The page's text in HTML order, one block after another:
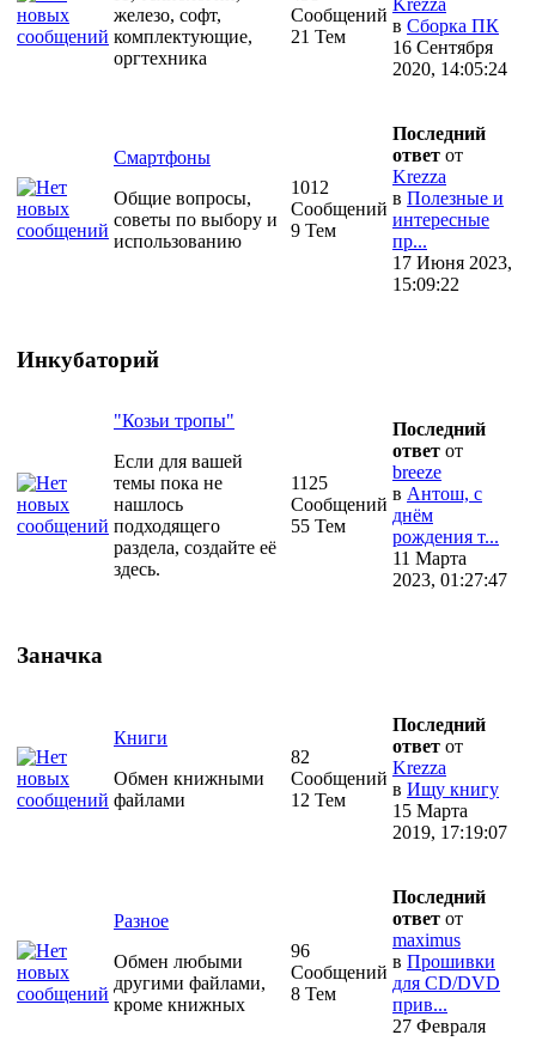
железо, софт,
комплектующие,
оргтехника
Сообщений
21 Тем
Krezza
в Сборка ПК
16 Сентября
2020, 14:05:24
Смартфоны
Общие вопросы,
советы по выбору и
использованию
1012
Сообщений
9 Тем
Последний
ответ от
Krezza
в Полезные и
интересные
пр...
17 Июня 2023,
15:09:22
Инкубаторий
"Козьи тропы"
Если для вашей
темы пока не
нашлось
подходящего
раздела, создайте её
здесь.
1125
Сообщений
55 Тем
Последний
ответ от
breeze
в Антош, с
днём
рождения т...
11 Марта
2023, 01:27:47
Заначка
Книги
Обмен книжными
файлами
82
Сообщений
12 Тем
Последний
ответ от
Krezza
в Ищу книгу
15 Марта
2019, 17:19:07
Разное
Обмен любыми
другими файлами,
кроме книжных
96
Сообщений
8 Тем
Последний
ответ от
maximus
в Прошивки
для CD/DVD
прив...
27 Февраля